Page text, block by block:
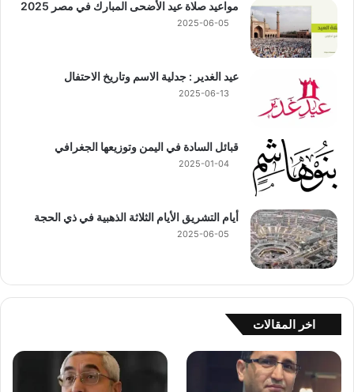
مواعيد صلاة عيد الأضحى المبارك في مصر 2025
2025-06-05
عيد الغدير : جدلية الاسم وتاريخ الاحتفال
2025-06-13
قبائل السادة في اليمن وتوزيعها الجغرافي
2025-01-04
أيام التشريق الأيام الثلاثة الذهبية في ذي الحجة
2025-06-05
اخر المقالات